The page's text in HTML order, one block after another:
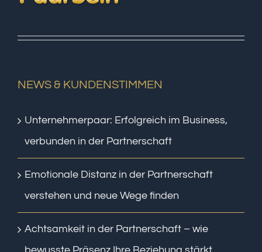
NEWS & KUNDENSTIMMEN
Unternehmerpaar: Erfolgreich im Business,
verbunden in der Partnerschaft
Emotionale Distanz in der Partnerschaft
verstehen und neue Wege finden
Achtsamkeit in der Partnerschaft – wie